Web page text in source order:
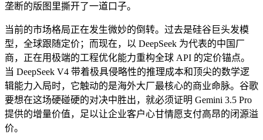
垄断的版图里撕开了一道口子。
当前的市场格局正在发生微妙的倒转。过去是硅谷巨头发模
型，全球跟随定价；而现在，以 DeepSeek 为代表的中国厂
商，正在用极端的工程优化能力重构全球 API 的定价锚点。
当 DeepSeek V4 带着极具侵略性的推理成本和顶尖的数学逻
辑能力入局时，它触动的是海外大厂最核心的商业命脉。谷歌
要想在这场硬碰硬的对决中胜出，就必须证明 Gemini 3.5 Pro
提供的增量价值，足以让企业客户心甘情愿支付高昂的闭源溢
价。